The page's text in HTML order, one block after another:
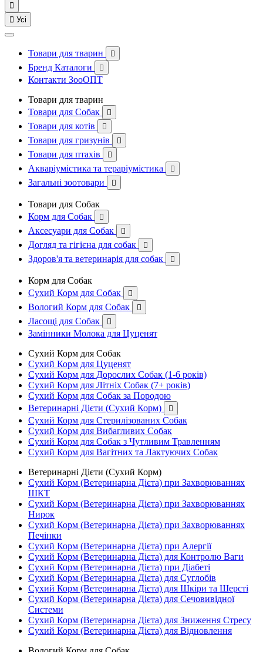

 Усі
Товари для тварин 
Бренд Каталоги 
Контакти ЗооОПТ
Товари для тварин
Товари для Собак

Товари для котів 
Товари для гризунів 
Товари для птахів 
Акваріумістика та тераріумістика 
Загальні зоотовари 
Товари для Собак
Корм для Собак

Аксесуари для Собак 
Догляд та гігієна для собак 
Здоров'я та ветеринарія для собак 
Корм для Собак
Сухий Корм для Собак

Вологий Корм для Собак 
Ласощі для Собак 
Замінники Молока для Цуценят
Сухий Корм для Собак
Сухий Корм для Цуценят
Сухий Корм для Дорослих Собак (1-6 років)
Сухий Корм для Літніх Собак (7+ років)
Сухий Корм для Собак за Породою
Ветеринарні Дієти (Сухий Корм)

Сухий Корм для Стерилізованих Собак
Сухий Корм для Вибагливих Собак
Сухий Корм для Собак з Чутливим Травленням
Сухий Корм для Вагітних та Лактуючих Собак
Ветеринарні Дієти (Сухий Корм)
Сухий Корм (Ветеринарна Дієта) при Захворюваннях
ШКТ
Сухий Корм (Ветеринарна Дієта) при Захворюваннях
Нирок
Сухий Корм (Ветеринарна Дієта) при Захворюваннях
Печінки
Сухий Корм (Ветеринарна Дієта) при Алергії
Сухий Корм (Ветеринарна Дієта) для Контролю Ваги
Сухий Корм (Ветеринарна Дієта) при Діабеті
Сухий Корм (Ветеринарна Дієта) для Суглобів
Сухий Корм (Ветеринарна Дієта) для Шкіри та Шерсті
Сухий Корм (Ветеринарна Дієта) для Сечовивідної
Системи
Сухий Корм (Ветеринарна Дієта) для Зниження Стресу
Сухий Корм (Ветеринарна Дієта) для Відновлення